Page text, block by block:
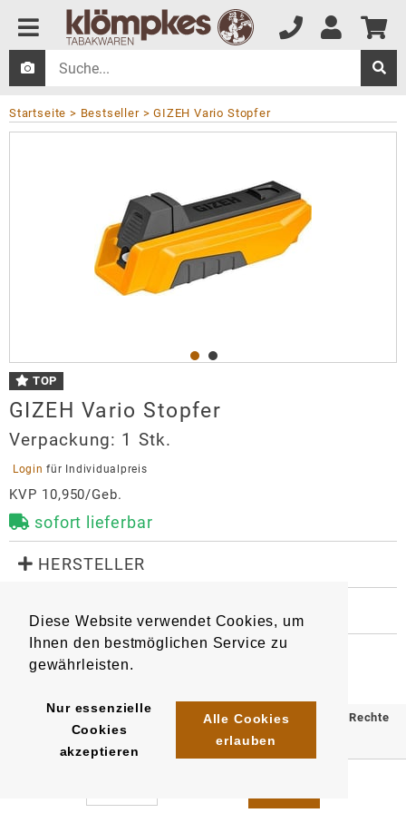
Diese Website verwendet Cookies, um
Ihnen den bestmöglichen Service zu
gewährleisten.
Nur essenzielle
Cookies
akzeptieren
Alle Cookies
erlauben
Startseite Bestseller GIZEH Vario Stopfer
TOP
GIZEH Vario Stopfer
Verpackung: 1 Stk.
Login für Individualpreis
KVP 10,950/Geb.
sofort lieferbar
HERSTELLER
Hersteller
GIZEH Raucherbedarf GmbH
Bunsenstr. 12
info@gizeh-online.de
https://www.gizeh-online.de/
Artikel 8517 EAN/ Gebinde1
4002604024242
© 2025 Klömpkes Heinrich Inh. Marion Winkels e.K. Alle Rechte
vorbehalten.